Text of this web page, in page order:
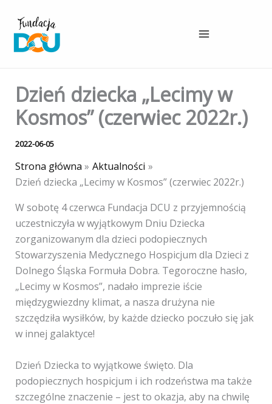
treści
Dzień dziecka „Lecimy w
Kosmos” (czerwiec 2022r.)
2022-06-05
Strona główna
Aktualności
Dzień dziecka „Lecimy w Kosmos” (czerwiec 2022r.)
W sobotę 4 czerwca Fundacja DCU z przyjemnością
uczestniczyła w wyjątkowym Dniu Dziecka
zorganizowanym dla dzieci podopiecznych
Stowarzyszenia Medycznego Hospicjum dla Dzieci z
Dolnego Śląska Formuła Dobra. Tegoroczne hasło,
„Lecimy w Kosmos”, nadało imprezie iście
międzygwiezdny klimat, a nasza drużyna nie
szczędziła wysiłków, by każde dziecko poczuło się jak
w innej galaktyce!
Dzień Dziecka to wyjątkowe święto. Dla
podopiecznych hospicjum i ich rodzeństwa ma także
szczególne znaczenie – jest to okazja, aby na chwilę